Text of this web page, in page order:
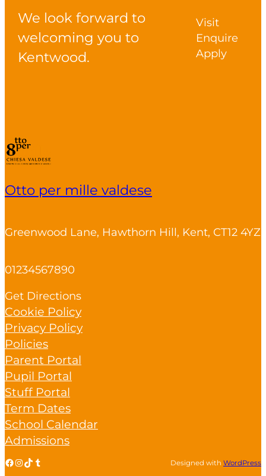
We look forward to
welcoming you to
Kentwood.
Visit
Enquire
Apply
Otto per mille valdese
Greenwood Lane, Hawthorn Hill, Kent, CT12 4YZ
01234567890
Get Directions
Cookie Policy
Privacy Policy
Policies
Parent Portal
Pupil Portal
Stuff Portal
Term Dates
School Calendar
Admissions
Facebook
Instagram
TikTokTumblr Designed with WordPress